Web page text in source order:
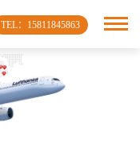
TEL：15811845863